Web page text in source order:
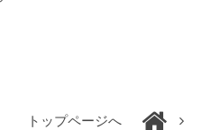
トップページへ